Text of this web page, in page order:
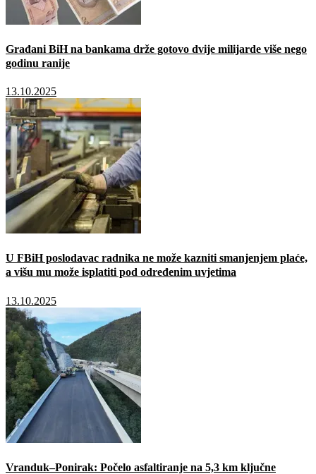
Građani BiH na bankama drže gotovo dvije milijarde više nego
godinu ranije
13.10.2025
U FBiH poslodavac radnika ne može kazniti smanjenjem plaće,
a višu mu može isplatiti pod određenim uvjetima
13.10.2025
Vranduk–Ponirak: Počelo asfaltiranje na 5,3 km ključne